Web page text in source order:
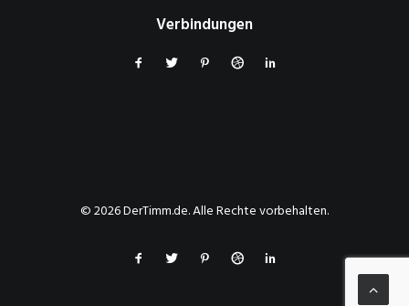
Verbindungen
© 2026 DerTimm.de. Alle Rechte vorbehalten.